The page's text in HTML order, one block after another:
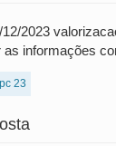
2023
as informações
23